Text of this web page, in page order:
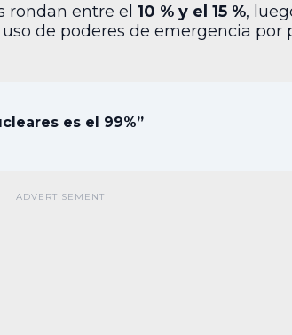
rondan entre el 10 % y el 15 %,
de poderes de emergencia por
es el 99%”